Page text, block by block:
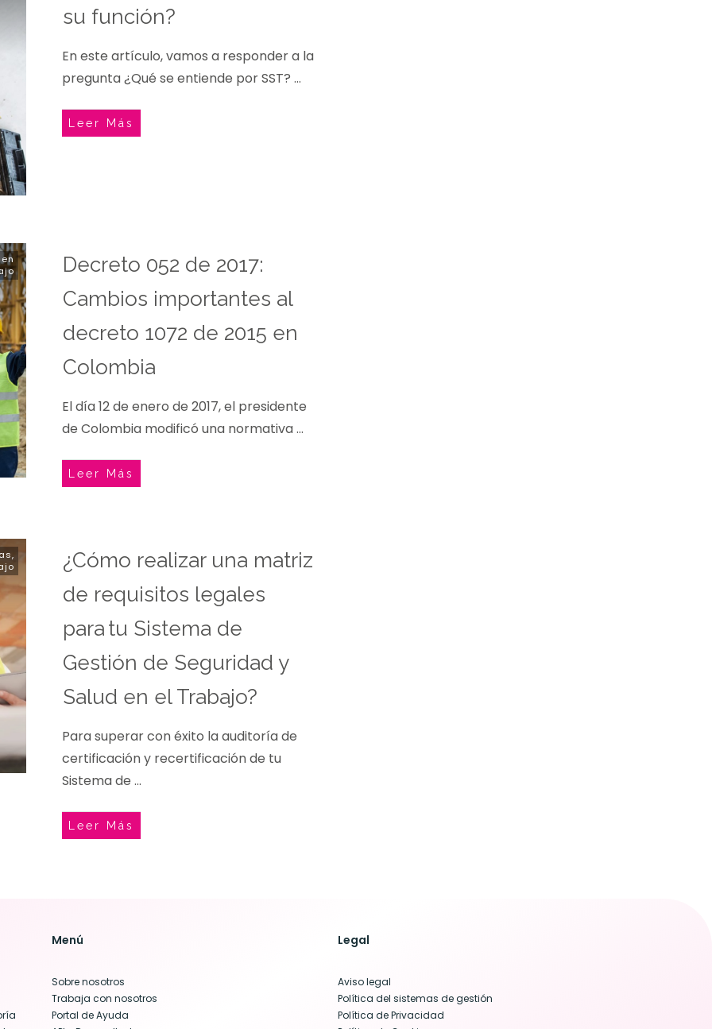
su función?
En este artículo, vamos a responder a la
pregunta ¿Qué se entiende por SST? ...
Leer Más
Decreto 052 de 2017:
Cambios importantes al
decreto 1072 de 2015 en
Colombia
El día 12 de enero de 2017, el presidente
de Colombia modificó una normativa...
Leer Más
,
¿Cómo realizar una matriz
de requisitos legales
para tu Sistema de
Gestión de Seguridad y
Salud en el Trabajo?
Para superar con éxito la auditoría de
certificación y recertificación de tu
Sistema de ...
Leer Más
Menú
Sobre nosotros
Trabaja con nosotros
Portal de Ayuda
Legal
Aviso legal
Política del sistemas de gestión
Política de Privacidad